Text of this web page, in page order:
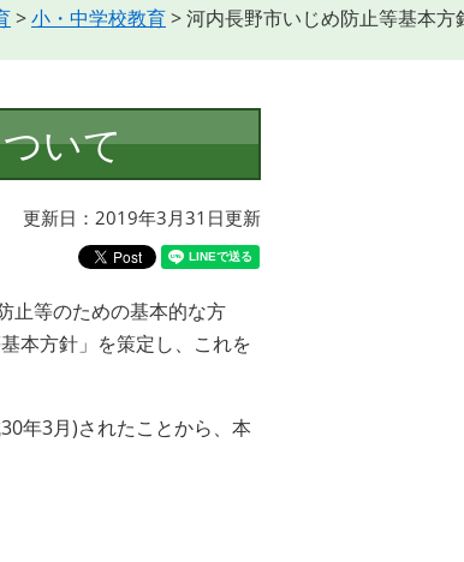
>小・中学校教育>河内長野市いじめ防止等基本方
いて
更新日：2019年3月31日更新
止等のための基本的な方
本方針」を策定し、これを
年3月)されたことから、本